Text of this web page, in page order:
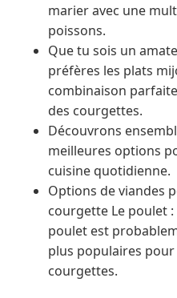
marier avec une
poissons.
Que tu sois un
préfères les plats
combinaison
des courgettes.
Découvrons
meilleures options
cuisine quotidienne.
Options de viandes
courgette Le poulet
poulet est
plus populaires
courgettes.